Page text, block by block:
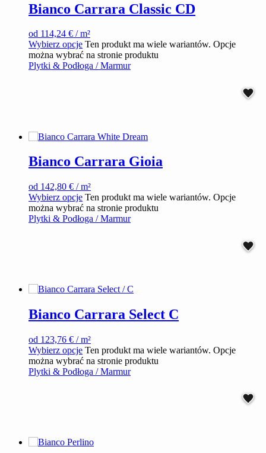
Bianco Carrara Classic CD
od 114,24 € / m²
Wybierz opcje Ten produkt ma wiele wariantów. Opcje
można wybrać na stronie produktu
Plytki & Podłoga / Marmur
Bianco Carrara Gioia
od 142,80 € / m²
Wybierz opcje Ten produkt ma wiele wariantów. Opcje
można wybrać na stronie produktu
Plytki & Podłoga / Marmur
Bianco Carrara Select C
od 123,76 € / m²
Wybierz opcje Ten produkt ma wiele wariantów. Opcje
można wybrać na stronie produktu
Plytki & Podłoga / Marmur